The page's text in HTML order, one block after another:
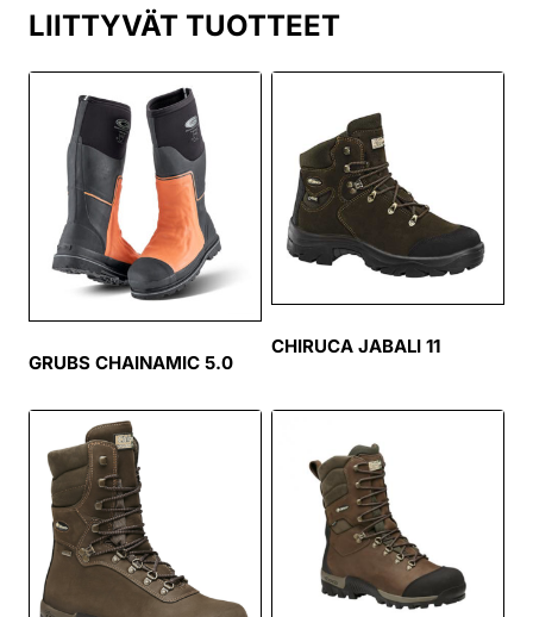
LIITTYVÄT TUOTTEET
GRUBS CHAINAMIC 5.0
CHIRUCA JABALI 11